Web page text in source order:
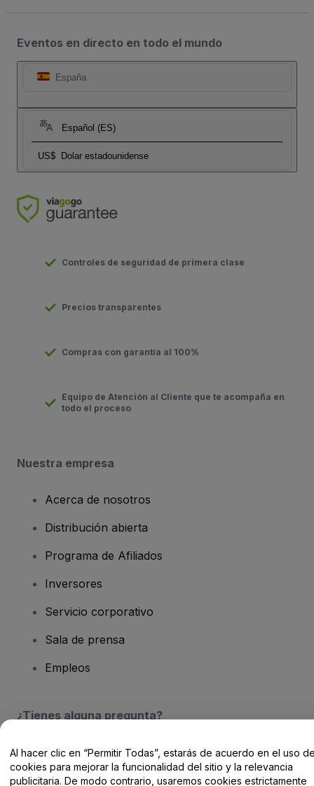
Eventos en directo en todo el mundo
España
Español (ES)
US$ Dolar estadounidense
Controles de seguridad de primera clase
Precios transparentes
Compras con garantía al 100%
Equipo de Atención al Cliente que te acompaña en
todo el proceso
Nuestra empresa
Acerca de nosotros
Distribución abierta
Programa de Afiliados
Inversores
Servicio corporativo
Sala de prensa
Empleos
¿Tienes alguna pregunta?
Centro de Ayuda / Contacto
Al hacer clic en “Permitir Todas”, estarás de acuerdo en el uso
cookies para mejorar la funcionalidad del sitio y la relevancia
publicitaria. De modo contrario, usaremos cookies estrictamente